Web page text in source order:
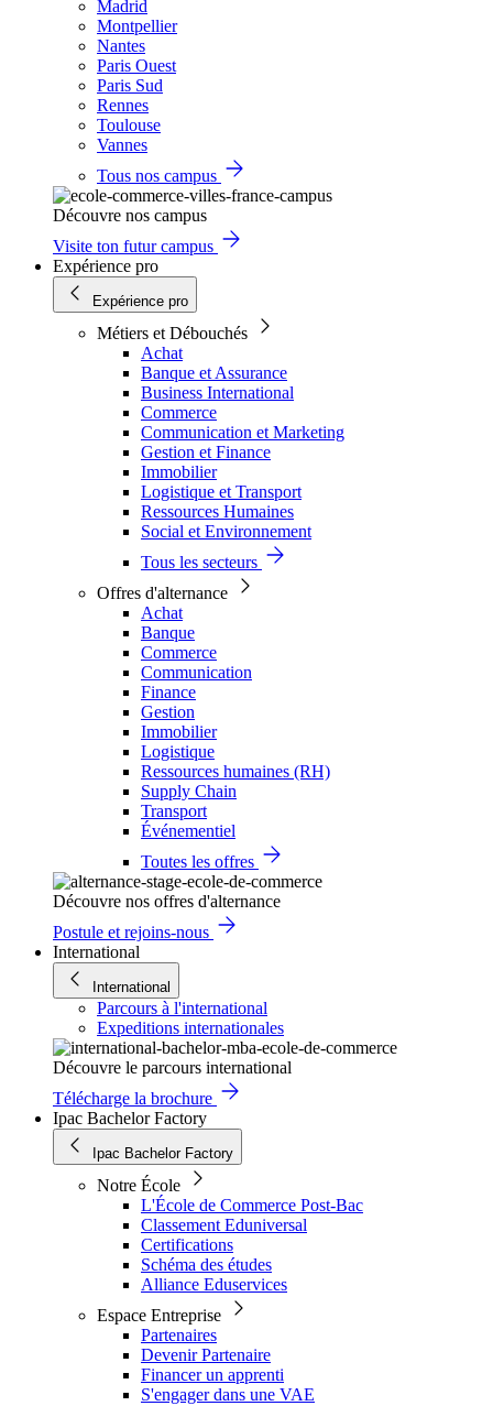
Madrid
Montpellier
Nantes
Paris Ouest
Paris Sud
Rennes
Toulouse
Vannes
Tous nos campus
Découvre nos campus
Visite ton futur campus
Expérience pro
Expérience pro
Métiers et Débouchés
Achat
Banque et Assurance
Business International
Commerce
Communication et Marketing
Gestion et Finance
Immobilier
Logistique et Transport
Ressources Humaines
Social et Environnement
Tous les secteurs
Offres d'alternance
Achat
Banque
Commerce
Communication
Finance
Gestion
Immobilier
Logistique
Ressources humaines (RH)
Supply Chain
Transport
Événementiel
Toutes les offres
Découvre nos offres d'alternance
Postule et rejoins-nous
International
International
Parcours à l'international
Expeditions internationales
Découvre le parcours international
Télécharge la brochure
Ipac Bachelor Factory
Ipac Bachelor Factory
Notre École
L'École de Commerce Post-Bac
Classement Eduniversal
Certifications
Schéma des études
Alliance Eduservices
Espace Entreprise
Partenaires
Devenir Partenaire
Financer un apprenti
S'engager dans une VAE